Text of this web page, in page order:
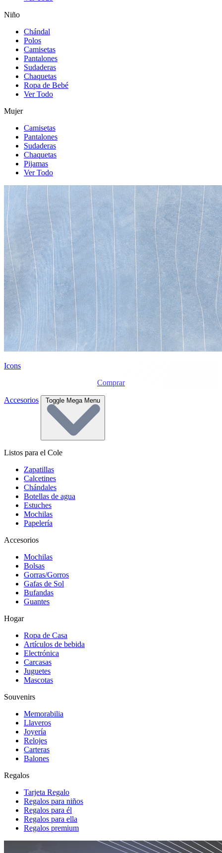
Niño
Chándal
Polos
Camisetas
Pantalones
Sudaderas
Chaquetas
Ropa de Bebé
Ver Todo
Mujer
Camisetas
Pantalones
Sudaderas
Chaquetas
Pijamas
Ver Todo
Icons
Comprar
Accesorios Toggle Mega Menu
Listos para el Cole
Zapatillas
Calcetines
Chándales
Botellas de agua
Estuches
Mochilas
Papelería
Accesorios
Mochilas
Bolsas
Gorras/Gorros
Gafas de Sol
Bufandas
Guantes
Hogar
Ropa de Casa
Artículos de bebida
Electrónica
Carcasas
Juguetes
Mascotas
Souvenirs
Memorabilia
Llaveros
Joyería
Relojes
Carteras
Balones
Regalos
Tarjeta Regalo
Regalos para niños
Regalos para él
Regalos para ella
Regalos premium